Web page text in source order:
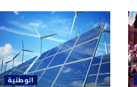
الوطنية